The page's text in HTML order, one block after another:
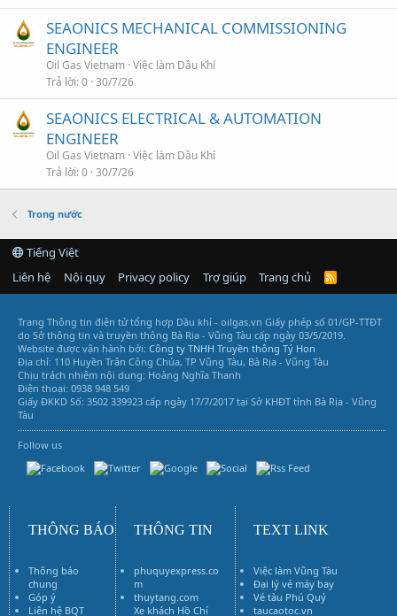
SEAONICS MECHANICAL COMMISSIONING
ENGINEER
Oil Gas Vietnam Việc làm Dầu Khí
Trả lời 0 30/7/26
SEAONICS ELECTRICAL & AUTOMATION
ENGINEER
Oil Gas Vietnam Việc làm Dầu Khí
Trả lời 0 30/7/26
Trong nước
Tiếng Việt
Liên hệ
Nội quy Privacy policy Trợ giúp Trang chủ
R
S
Trang Thông tin điện tử tổng hợp Dầu khí - oilgas.vn Giấy phép số 01/GP-TTĐT
do Sở thông tin và truyền thông Bà Rịa - Vũng Tàu cấp ngày 03/5/2019.
Website được vận hành bởi: Công ty TNHH Truyền thông Tý Hon
Địa chỉ: 110 Huyền Trân Công Chúa, TP Vũng Tàu, Bà Rịa - Vũng Tàu
Chịu trách nhiệm nội dung: Hoàng Nghĩa Thanh
Điện thoại: 0938 948 549
Giấy ĐKKD Số: 3502 339923 cấp ngày 17/7/2017 tại Sở KHĐT tỉnh Bà Rịa - Vũng
Tàu
Follow us
THÔNG BÁO
Thông báo
chung
Góp ý
Liên hệ BQT
THÔNG TIN
phuquyexpress.co
m
thuytang.com
Xe khách Hồ Chí
TEXT LINK
Việc làm Vũng Tàu
Đại lý vé máy bay
Vé tàu Phú Quý
taucaotoc.vn